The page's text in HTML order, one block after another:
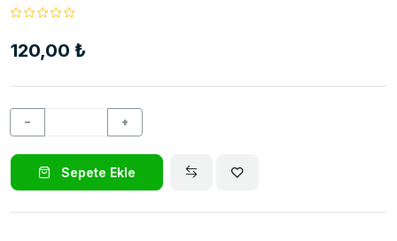
120,00 ₺
− +
Sepete Ekle